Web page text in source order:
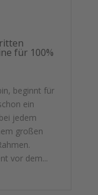
für 100%
beginnt für
ein
jedem
großen
vor dem...